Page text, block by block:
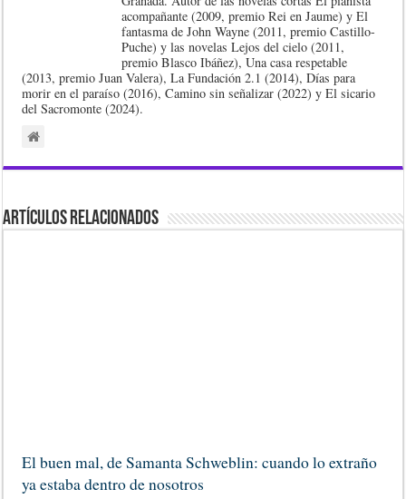
acompañante (2009, premio Rei en Jaume) y El
fantasma de John Wayne (2011, premio Castillo-
Puche) y las novelas Lejos del cielo (2011,
premio Blasco Ibáñez), Una casa respetable
(2013, premio Juan Valera), La Fundación 2.1 (2014), Días para
morir en el paraíso (2016), Camino sin señalizar (2022) y El sicario
del Sacromonte (2024).
Artículos Relacionados
El buen mal, de Samanta Schweblin: cuando lo extraño
ya estaba dentro de nosotros